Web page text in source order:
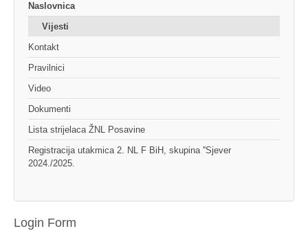
Naslovnica
Vijesti
Kontakt
Pravilnici
Video
Dokumenti
Lista strijelaca ŽNL Posavine
Registracija utakmica 2. NL F BiH, skupina ''Sjever
2024./2025.
Login Form